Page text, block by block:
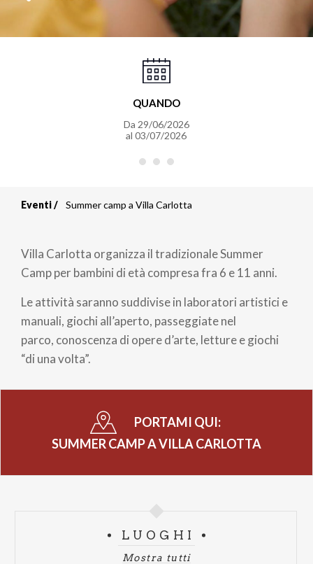
QUANDO
Da 29/06/2026
al 03/07/2026
di
pane
Eventi Summer camp a Villa Carlotta
Villa Carlotta organizza il tradizionale Summer
Camp per bambini di età compresa fra 6 e 11 anni.
Le attività saranno suddivise in laboratori artistici e
manuali, giochi all’aperto, passeggiate nel
parco, conoscenza di opere d’arte, letture e giochi
“di una volta”.
PORTAMI QUI:
SUMMER CAMP A VILLA CARLOTTA
LUOGHI
Mostra tutti